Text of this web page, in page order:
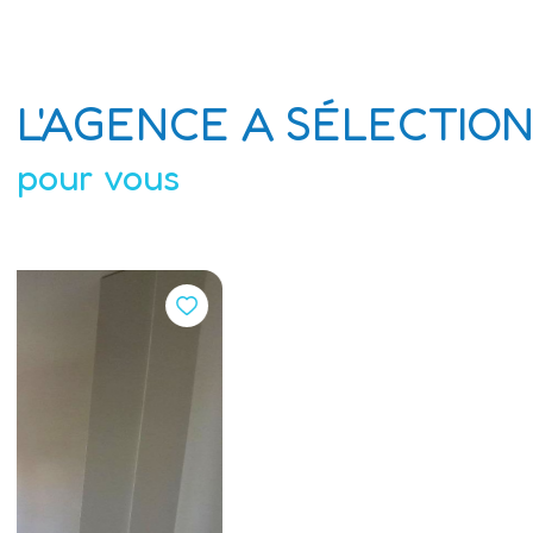
L'AGENCE A
pour vous
Appartement 2 pièce(s)
1 chambre(s)
Sainte-Maxime (83120)